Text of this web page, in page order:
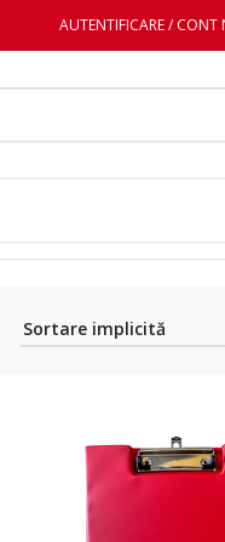
AUTENTIFICARE / CONT